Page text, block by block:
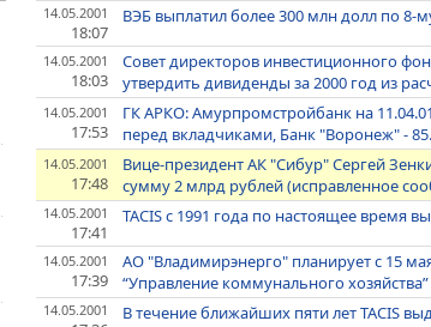
14.05.2001
18:07
ВЭБ выплатил более 300 млн долл по 8-
14.05.2001
18:03
Совет директоров инвестиционного
утвердить дивиденды за 2000 год из
14.05.2001
17:53
ГК АРКО: Амурпромстройбанк на
перед вкладчиками, Банк "Воронеж" -
14.05.2001
17:48
Вице-президент АК "Сибур" Сергей
сумму 2 млрд рублей (исправленное
14.05.2001
17:41
TACIS с 1991 года по настоящее время
14.05.2001
17:39
АО "Владимирэнерго" планирует с 15
“Управление коммунального
14.05.2001 В течение ближайших пяти лет TACIS